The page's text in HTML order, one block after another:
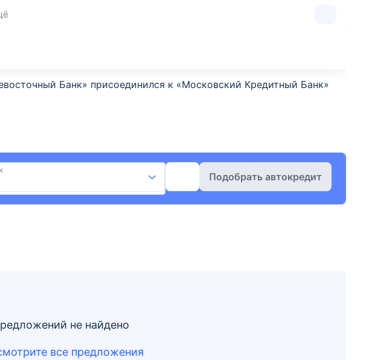
Банк» присоединился к «Московский Кредитный Банк»
Подобрать автокредит
не найдено
все предложения